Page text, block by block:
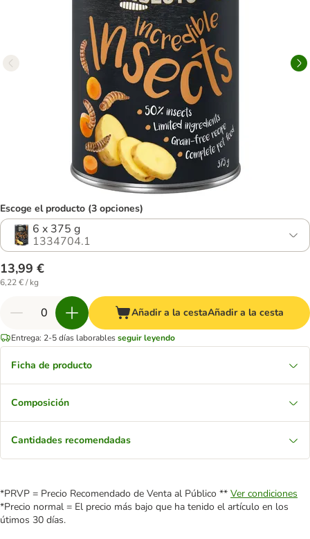
Escoge el producto (3 opciones)
6 x 375 g
1334704.1
13,99 €
6,22 € / kg
Añadir a la cestaAñadir a la cesta
Entrega: 2-5 días laborablesseguir leyendo
Ficha de producto
Composición
Cantidades recomendadas
*PRVP = Precio Recomendado de Venta al Público ** Ver condiciones
*Precio normal = El precio más bajo que ha tenido el artículo en los
útimos 30 días.